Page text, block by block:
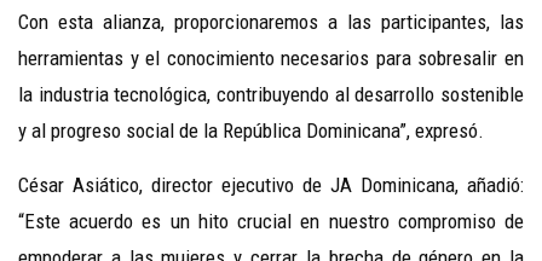
Con esta alianza, proporcionaremos a las participantes, las
herramientas y el conocimiento necesarios para sobresalir en
la industria tecnológica, contribuyendo al desarrollo sostenible
y al progreso social de la República Dominicana”, expresó.
César Asiático, director ejecutivo de JA Dominicana, añadió:
“Este acuerdo es un hito crucial en nuestro compromiso de